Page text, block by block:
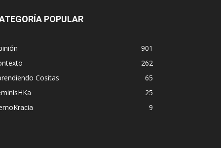
POPULAR
901
262
Cositas
65
25
9